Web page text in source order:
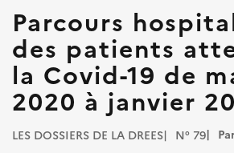
Parcours
des patients
la Covid-19 de
2020 à janvier
LES DOSSIERS DE LA DREES N° 79